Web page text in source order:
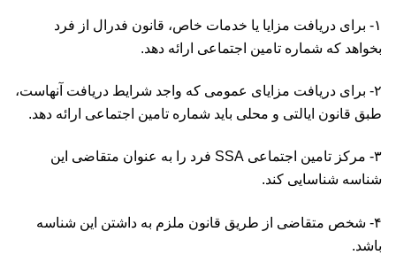
۱- برای دریافت مزایا یا خدمات خاص، قانون فدرال از فرد
بخواهد که شماره تامین اجتماعی ارائه دهد.
۲- برای دریافت مزایای عمومی که واجد شرایط دریافت آنهاست،
طبق قانون ایالتی و محلی باید شماره تامین اجتماعی ارائه دهد.
۳- مرکز تامین اجتماعی SSA فرد را به عنوان متقاضی این
شناسه شناسایی کند.
۴- شخص متقاضی از طریق قانون ملزم به داشتن این شناسه
باشد.